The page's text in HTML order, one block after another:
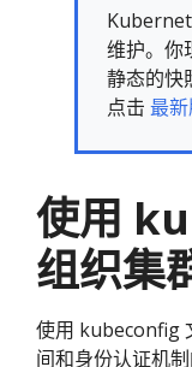
维护。你
静态的快
点击 最新
使用
组织集
使用 kubeconfig
间和身份认证机制